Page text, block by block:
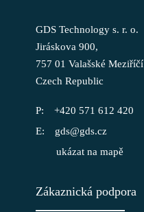
GDS Technology s. r. o.
Jiráskova 900,
757 01 Valašské Meziříčí
Czech Republic
+420 571 612 420
gds@gds.cz
ukázat na mapě
Zákaznická podpora